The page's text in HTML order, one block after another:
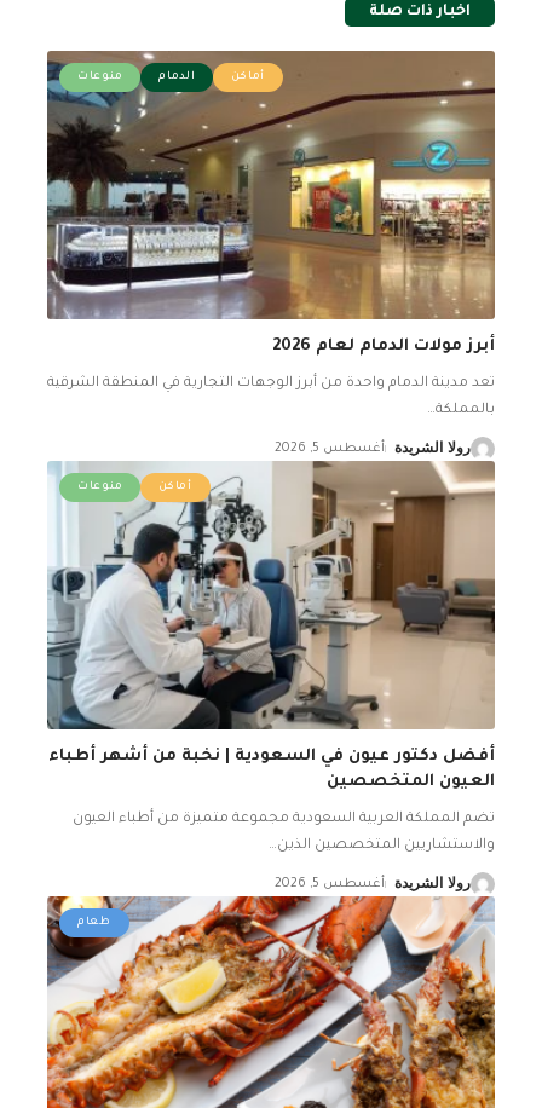
اخبار ذات صلة
أماكن الدمام منوعات
أبرز مولات الدمام لعام 2026
تعد مدينة الدمام واحدة من أبرز الوجهات التجارية في المنطقة الشرقية
بالمملكة…
رولا الشريدة أغسطس 5, 2026
أماكن منوعات
أفضل دكتور عيون في السعودية | نخبة من أشهر أطباء
العيون المتخصصين
تضم المملكة العربية السعودية مجموعة متميزة من أطباء العيون
والاستشاريين المتخصصين الذين…
رولا الشريدة أغسطس 5, 2026
طعام